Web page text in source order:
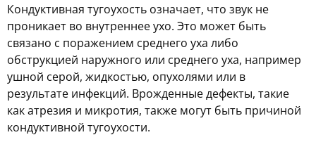
Кондуктивная тугоухость означает, что звук не
проникает во внутреннее ухо. Это может быть
связано с поражением среднего уха либо
обструкцией наружного или среднего уха, например
ушной серой, жидкостью, опухолями или в
результате инфекций. Врожденные дефекты, такие
как атрезия и микротия, также могут быть причиной
кондуктивной тугоухости.